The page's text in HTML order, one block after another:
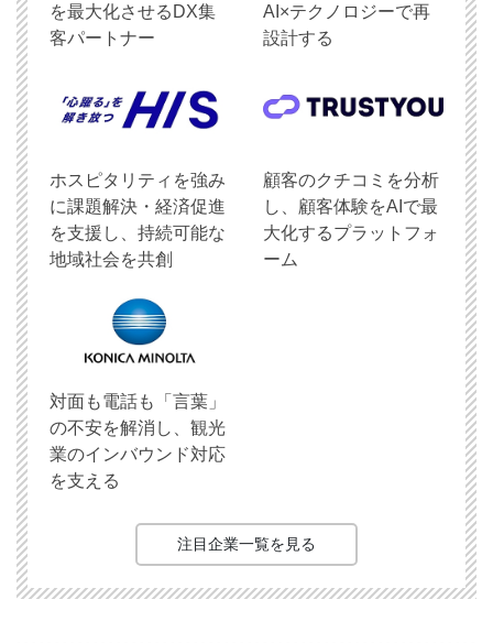
を最大化させるDX集
客パートナー
AI×テクノロジーで再
設計する
ホスピタリティを強み
に課題解決・経済促進
を支援し、持続可能な
地域社会を共創
顧客のクチコミを分析
し、顧客体験をAIで最
大化するプラットフォ
ーム
対面も電話も「言葉」
の不安を解消し、観光
業のインバウンド対応
を支える
注目企業一覧を見る